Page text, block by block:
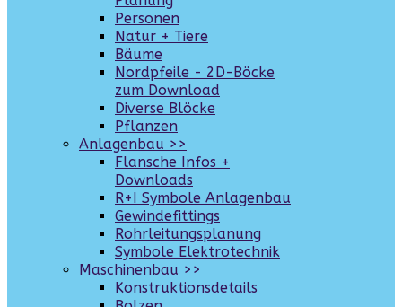
Personen
Natur + Tiere
Bäume
Nordpfeile - 2D-Böcke
zum Download
Diverse Blöcke
Pflanzen
Anlagenbau >>
Flansche Infos +
Downloads
R+I Symbole Anlagenbau
Gewindefittings
Rohrleitungsplanung
Symbole Elektrotechnik
Maschinenbau >>
Konstruktionsdetails